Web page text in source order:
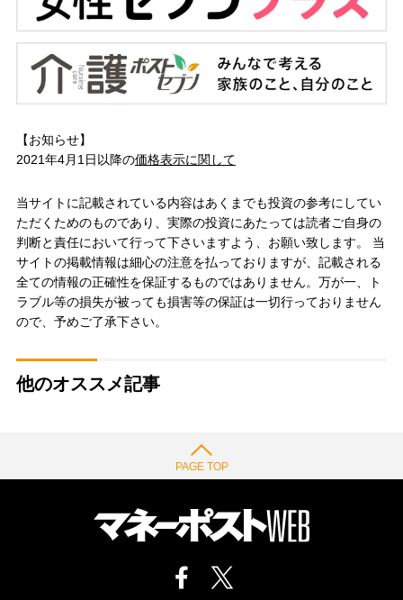
【お知らせ】
2021年4月1日以降の価格表示に関して
当サイトに記載されている内容はあくまでも投資の参考にしてい
ただくためのものであり、実際の投資にあたっては読者ご自身の
判断と責任において行って下さいますよう、お願い致します。 当
サイトの掲載情報は細心の注意を払っておりますが、記載される
全ての情報の正確性を保証するものではありません。万が一、ト
ラブル等の損失が被っても損害等の保証は一切行っておりません
ので、予めご了承下さい。
他のオススメ記事
PAGE TOP